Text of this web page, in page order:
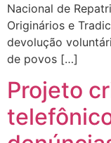
Nacional de
Originários e
devolução
de povos […]
Projeto